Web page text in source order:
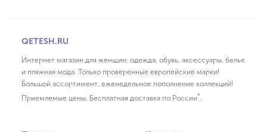
QETESH.RU
Интернет магазин для женщин: одежда, обувь, аксессуары, белье
и пляжная мода. Только проверенные европейские марки!
Большой ассортимент, еженедельное пополнение коллекций!
Приемлемые цены. Бесплатная доставка по России*.